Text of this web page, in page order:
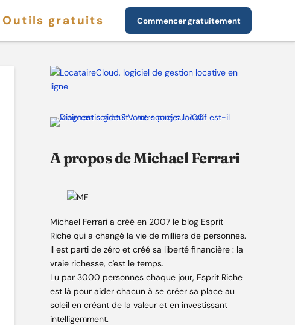
Outils gratuits Commencer gratuitement
A propos de Michael Ferrari
Michael Ferrari a créé en 2007 le blog Esprit
Riche qui a changé la vie de milliers de personnes.
Il est parti de zéro et créé sa liberté financière : la
vraie richesse, c'est le temps.
Lu par 3000 personnes chaque jour, Esprit Riche
est là pour aider chacun à se créer sa place au
soleil en créant de la valeur et en investissant
intelligemment.